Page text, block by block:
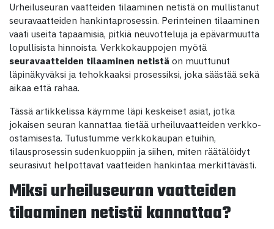
Urheiluseuran vaatteiden tilaaminen netistä on mullistanut
seuravaatteiden hankintaprosessin. Perinteinen tilaaminen
vaati useita tapaamisia, pitkiä neuvotteluja ja epävarmuutta
lopullisista hinnoista. Verkkokauppojen myötä
seuravaatteiden tilaaminen netistä on muuttunut
läpinäkyväksi ja tehokkaaksi prosessiksi, joka säästää sekä
aikaa että rahaa.
Tässä artikkelissa käymme läpi keskeiset asiat, jotka
jokaisen seuran kannattaa tietää urheiluvaatteiden verkko-
ostamisesta. Tutustumme verkkokaupan etuihin,
tilausprosessin sudenkuoppiin ja siihen, miten räätälöidyt
seurasivut helpottavat vaatteiden hankintaa merkittävästi.
Miksi urheiluseuran vaatteiden
tilaaminen netistä kannattaa?